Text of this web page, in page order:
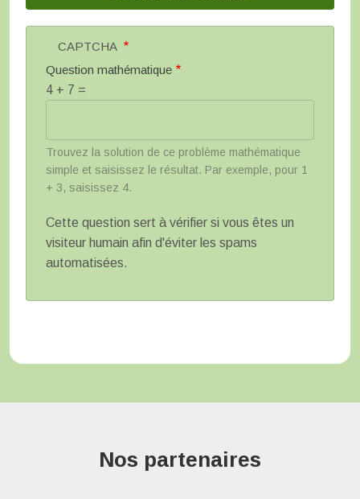
CAPTCHA
Question mathématique
4 + 7 =
Trouvez la solution de ce problème mathématique
simple et saisissez le résultat. Par exemple, pour 1
+ 3, saisissez 4.
Cette question sert à vérifier si vous êtes un
visiteur humain afin d'éviter les spams
automatisées.
Nos partenaires